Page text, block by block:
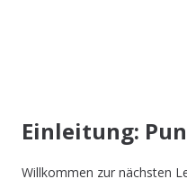
Einleitung:
Willkommen zur nächsten